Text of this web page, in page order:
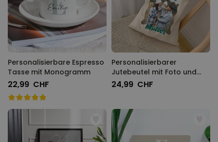
Personalisierbare Espresso
Tasse mit Monogramm
22,99 CHF
Personalisierbarer
Jutebeutel mit Foto und
Text
24,99 CHF